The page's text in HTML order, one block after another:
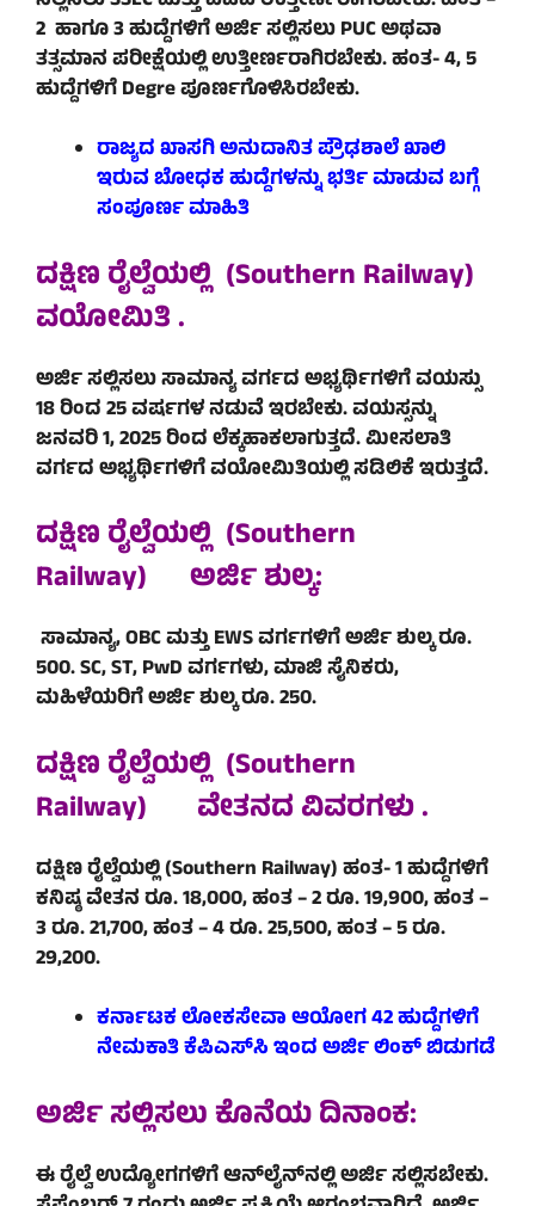
2 ಹಾಗೂ 3 ಹುದ್ದೆಗಳಿಗೆ ಅರ್ಜಿ ಸಲ್ಲಿಸಲು PUC ಅಥವಾ
ತತ್ಸಮಾನ ಪರೀಕ್ಷೆಯಲ್ಲಿ ಉತ್ತೀರ್ಣರಾಗಿರಬೇಕು. ಹಂತ- 4, 5
ಹುದ್ದೆಗಳಿಗೆ Degre ಪೂರ್ಣಗೊಳಿಸಿರಬೇಕು.
ರಾಜ್ಯದ ಖಾಸಗಿ ಅನುದಾನಿತ ಪ್ರೌಢಶಾಲೆ ಖಾಲಿ
ಇರುವ ಬೋಧಕ ಹುದ್ದೆಗಳನ್ನು ಭರ್ತಿ ಮಾಡುವ ಬಗ್ಗೆ
ಸಂಪೂರ್ಣ ಮಾಹಿತಿ
ದಕ್ಷಿಣ ರೈಲ್ವೆಯಲ್ಲಿ (Southern Railway)
ವಯೋಮಿತಿ .
ಅರ್ಜಿ ಸಲ್ಲಿಸಲು ಸಾಮಾನ್ಯ ವರ್ಗದ ಅಭ್ಯರ್ಥಿಗಳಿಗೆ ವಯಸ್ಸು
18 ರಿಂದ 25 ವರ್ಷಗಳ ನಡುವೆ ಇರಬೇಕು. ವಯಸ್ಸನ್ನು
ಜನವರಿ 1, 2025 ರಿಂದ ಲೆಕ್ಕಹಾಕಲಾಗುತ್ತದೆ. ಮೀಸಲಾತಿ
ವರ್ಗದ ಅಭ್ಯರ್ಥಿಗಳಿಗೆ ವಯೋಮಿತಿಯಲ್ಲಿ ಸಡಿಲಿಕೆ ಇರುತ್ತದೆ.
ದಕ್ಷಿಣ ರೈಲ್ವೆಯಲ್ಲಿ (Southern
Railway)
ಅರ್ಜಿ ಶುಲ್ಕ:
ಸಾಮಾನ್ಯ, OBC ಮತ್ತು EWS ವರ್ಗಗಳಿಗೆ ಅರ್ಜಿ ಶುಲ್ಕ ರೂ.
500. SC, ST, PwD ವರ್ಗಗಳು, ಮಾಜಿ ಸೈನಿಕರು,
ಮಹಿಳೆಯರಿಗೆ ಅರ್ಜಿ ಶುಲ್ಕ ರೂ. 250.
ದಕ್ಷಿಣ ರೈಲ್ವೆಯಲ್ಲಿ (Southern
Railway)
ವೇತನದ ವಿವರಗಳು .
ದಕ್ಷಿಣ ರೈಲ್ವೆಯಲ್ಲಿ (Southern Railway) ಹಂತ- 1 ಹುದ್ದೆಗಳಿಗೆ
ಕನಿಷ್ಠ ವೇತನ ರೂ. 18,000, ಹಂತ – 2 ರೂ. 19,900, ಹಂತ –
3 ರೂ. 21,700, ಹಂತ – 4 ರೂ. 25,500, ಹಂತ – 5 ರೂ.
29,200.
ಕರ್ನಾಟಕ ಲೋಕಸೇವಾ ಆಯೋಗ 42 ಹುದ್ದೆಗಳಿಗೆ
ನೇಮಕಾತಿ ಕೆಪಿಎಸ್‌ಸಿ ಇಂದ ಅರ್ಜಿ ಲಿಂಕ್ ಬಿಡುಗಡೆ
ಅರ್ಜಿ ಸಲ್ಲಿಸಲು ಕೊನೆಯ ದಿನಾಂಕ:
ಈ ರೈಲ್ವೆ ಉದ್ಯೋಗಗಳಿಗೆ ಆನ್‌ಲೈನ್‌ನಲ್ಲಿ ಅರ್ಜಿ ಸಲ್ಲಿಸಬೇಕು.